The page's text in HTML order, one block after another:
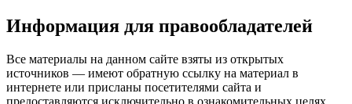
Информация для правообладателей
Все материалы на данном сайте взяты из открытых
источников — имеют обратную ссылку на материал в
интернете или присланы посетителями сайта и
предоставляются исключительно в ознакомительных целях.